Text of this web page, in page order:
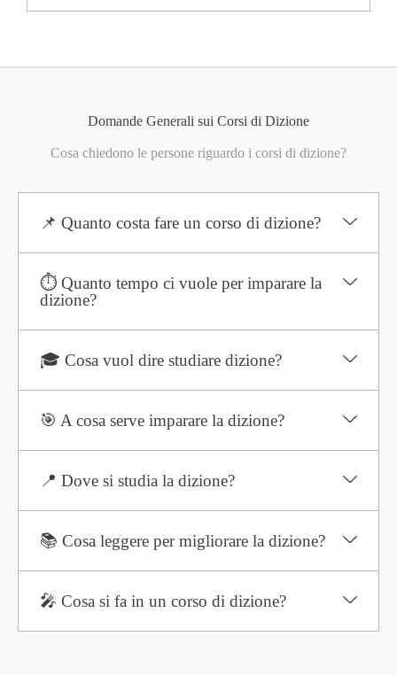
Domande Generali sui Corsi di Dizione
Cosa chiedono le persone riguardo i corsi di dizione?
📌 Quanto costa fare un corso di dizione?
⏱ Quanto tempo ci vuole per imparare la
dizione?
🎓 Cosa vuol dire studiare dizione?
🎯 A cosa serve imparare la dizione?
📍 Dove si studia la dizione?
📚 Cosa leggere per migliorare la dizione?
🎤 Cosa si fa in un corso di dizione?